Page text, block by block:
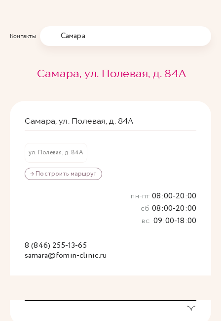
Контакты Самара
Самара, ул. Полевая, д. 84А
Самара, ул. Полевая, д. 84А
ул. Полевая, д. 84А
→ Построить маршрут
samara@fomin-clinic.ru
8 (846) 255-13-65
пн-пт 08:00-20:00
сб 08:00-20:00
вс 09:00-18:00